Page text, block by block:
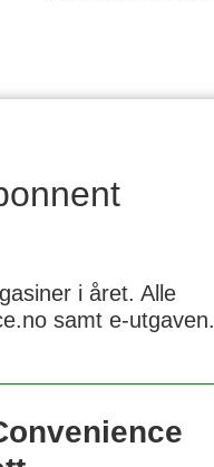
i året. Alle
samt e-utgaven.